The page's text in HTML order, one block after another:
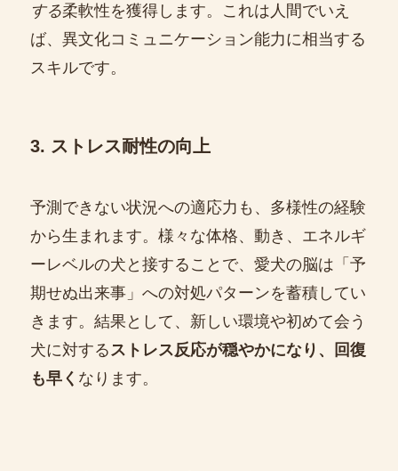
する柔軟性を獲得します。これは人間でいえ
ば、異文化コミュニケーション能力に相当する
スキルです。
3. ストレス耐性の向上
予測できない状況への適応力も、多様性の経験
から生まれます。様々な体格、動き、エネルギ
ーレベルの犬と接することで、愛犬の脳は「予
期せぬ出来事」への対処パターンを蓄積してい
きます。結果として、新しい環境や初めて会う
犬に対するストレス反応が穏やかになり、回復
も早く なります。